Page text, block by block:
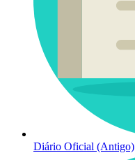
Diário Oficial (Antigo)